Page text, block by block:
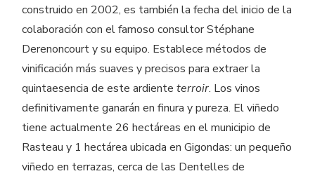
construido en 2002, es también la fecha del inicio de la
colaboración con el famoso consultor Stéphane
Derenoncourt y su equipo. Establece métodos de
vinificación más suaves y precisos para extraer la
quintaesencia de este ardiente terroir. Los vinos
definitivamente ganarán en finura y pureza. El viñedo
tiene actualmente 26 hectáreas en el municipio de
Rasteau y 1 hectárea ubicada en Gigondas: un pequeño
viñedo en terrazas, cerca de las Dentelles de